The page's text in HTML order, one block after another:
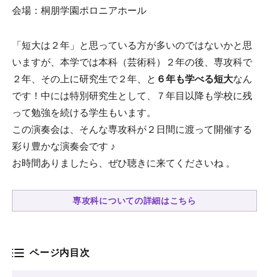
会場：桐朋学園ポロニアホール
「短大は２年」と思っている方が多いのではないかと思
いますが、本学では本科（芸術科）２年の後、専攻科で
２年、その上に研究生で２年、と ６年も学べる短大なん
です！中には特別研究生として、７年目以降も学校に残
って勉強を続ける学生もいます。
この演奏会は、そんな専攻科が２日間に渡って開催する
彩り豊かな演奏会です ♪
お時間ありましたら、ぜひ聴きに来てくださいね 。
専攻科についての詳細はこちら
ページ内目次